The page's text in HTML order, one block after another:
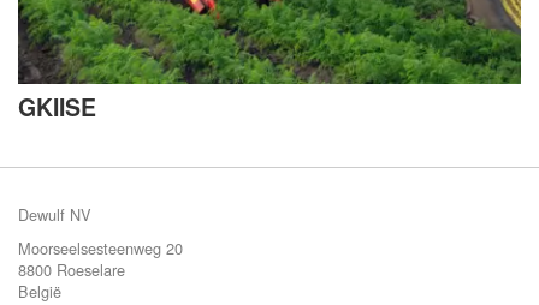
GKIISE
Dewulf NV
Moorseelsesteenweg 20
8800 Roeselare
België